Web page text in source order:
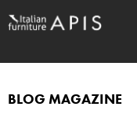
内
容
キBLOG MAGAZINE